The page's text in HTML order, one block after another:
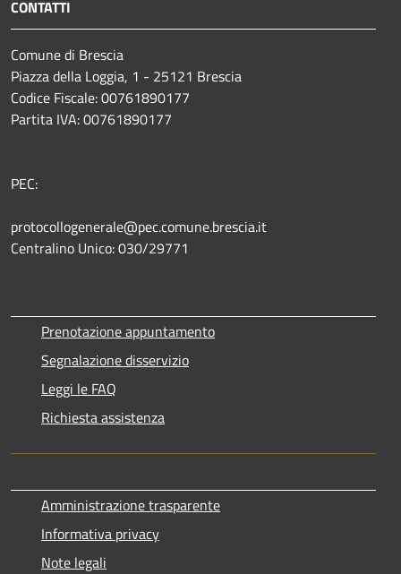
CONTATTI
Comune di Brescia
Piazza della Loggia, 1 - 25121 Brescia
Codice Fiscale: 00761890177
Partita IVA: 00761890177
PEC:
protocollogenerale@pec.comune.brescia.it
Centralino Unico: 030/29771
Prenotazione appuntamento
Segnalazione disservizio
Leggi le FAQ
Richiesta assistenza
Amministrazione trasparente
Informativa privacy
Note legali